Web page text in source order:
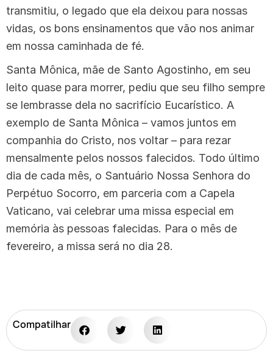
transmitiu, o legado que ela deixou para nossas
vidas, os bons ensinamentos que vão nos animar
em nossa caminhada de fé.
Santa Mônica, mãe de Santo Agostinho, em seu
leito quase para morrer, pediu que seu filho sempre
se lembrasse dela no sacrifício Eucarístico. A
exemplo de Santa Mônica – vamos juntos em
companhia do Cristo, nos voltar – para rezar
mensalmente pelos nossos falecidos. Todo último
dia de cada mês, o Santuário Nossa Senhora do
Perpétuo Socorro, em parceria com a Capela
Vaticano, vai celebrar uma missa especial em
memória às pessoas falecidas. Para o mês de
fevereiro, a missa será no dia 28.
Compatilhar